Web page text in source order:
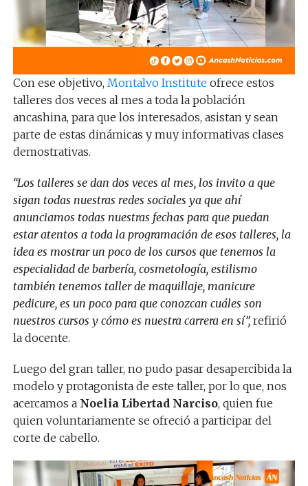
Con ese objetivo, Montalvo Instituteofrece estos
talleres dos veces al mes a toda la población
ancashina, para que los interesados, asistan y sean
parte de estas dinámicas y muy informativas clases
demostrativas.
“Los talleres se dan dos veces al mes, los invito a que
sigan todas nuestras redes sociales ya que ahí
anunciamos todas nuestras fechas para que puedan
estar atentos a toda la programación de esos talleres, la
idea es mostrar un poco de los cursos que tenemos la
especialidad de barbería, cosmetología, estilismo
también tenemos taller de maquillaje, manicure
pedicure, es un poco para que conozcan cuáles son
nuestros cursos y cómo es nuestra carrera en sí”,refirió
la docente.
Luego del gran taller, no pudo pasar desapercibida la
modelo y protagonista de este taller, por lo que, nos
acercamos a Noelia Libertad Narciso, quien fue
quien voluntariamente se ofreció a participar del
corte de cabello.